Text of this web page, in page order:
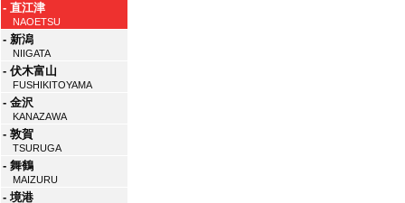
- 直江津
NAOETSU
- 新潟
NIIGATA
- 伏木富山
FUSHIKITOYAMA
- 金沢
KANAZAWA
- 敦賀
TSURUGA
- 舞鶴
MAIZURU
- 境港